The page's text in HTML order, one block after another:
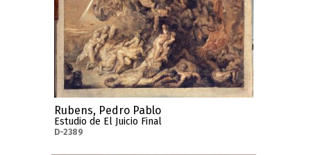
Rubens, Pedro Pablo
Estudio de El Juicio Final
D-2389